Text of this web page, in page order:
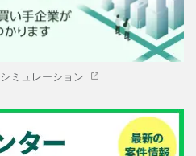
ミュレーション